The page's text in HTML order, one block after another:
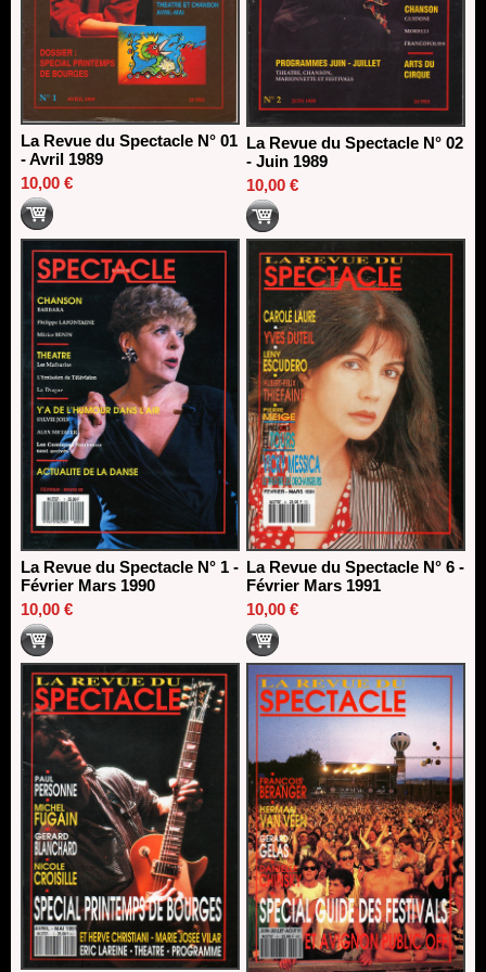
La Revue du Spectacle N° 01
- Avril 1989
10,00 €
La Revue du Spectacle N° 02
- Juin 1989
10,00 €
La Revue du Spectacle N° 1 -
Février Mars 1990
10,00 €
La Revue du Spectacle N° 6 -
Février Mars 1991
10,00 €